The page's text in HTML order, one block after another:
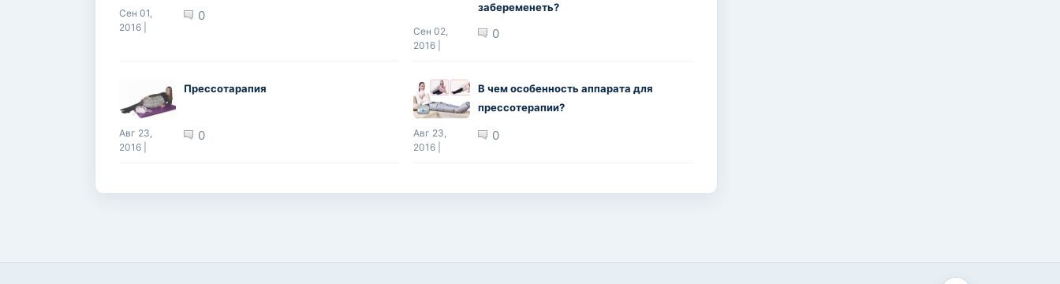
Сен 01,
2016 |
0
забеременеть?
Сен 02,
2016 |
0
Прессотарапия
Авг 23,
2016 |
0
В чем особенность аппарата для
прессотерапии?
Авг 23,
2016 |
0